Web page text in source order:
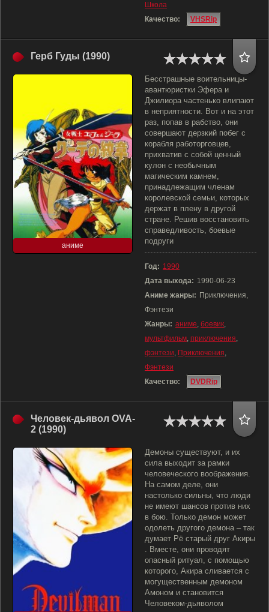
Школа
Качество:
VHSRip
Герб Гуды (1990)
аниме
Бесстрашные воительницы-
авантюристки Эфера и
Джилиора частенько влипают
в неприятности. Вот и на этот
раз, попав в рабство, они
совершают дерзкий побег с
корабля работорговцев,
прихватив с собой ценный
кулон с необычным
магическим камнем,
принадлежащим членам
королевской семьи, которых
держат в плену в другой
стране. Решив восстановить
справедливость, боевые
подруги
Год: 1990
Дата выхода: 1990-06-23
Аниме жанры: Приключения,
Фэнтези
Жанры: аниме, боевик,
мультфильм, приключения,
фэнтези, Приключения,
Фэнтези
Качество:
DVDRip
Человек-дьявол OVA-
2 (1990)
Демоны существуют, и их
сила выходит за рамки
человеческого воображения.
На самом деле, они
настолько сильны, что люди
не имеют шансов против них
в бою. Только демон может
одолеть другого демона – так
думает Рё старый друг Акиры
. Вместе, они проводят
опасный ритуал, с помощью
которого, Акира сливается с
могущественным демоном
Амоном и становится
Человеком-дьяволом